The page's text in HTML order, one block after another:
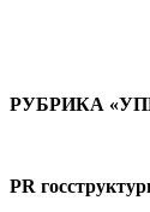
РУБРИКА
PR